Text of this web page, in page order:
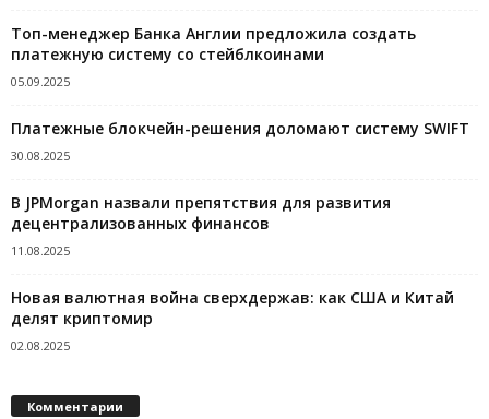
Топ-менеджер Банка Англии предложила создать
платежную систему со стейблкоинами
05.09.2025
Платежные блокчейн-решения доломают систему SWIFT
30.08.2025
В JPMorgan назвали препятствия для развития
децентрализованных финансов
11.08.2025
Новая валютная война сверхдержав: как США и Китай
делят криптомир
02.08.2025
Комментарии